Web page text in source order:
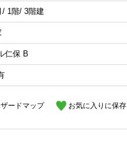
/ 1階/ 3階建
仁保 B
ードマップ お気に入りに保存